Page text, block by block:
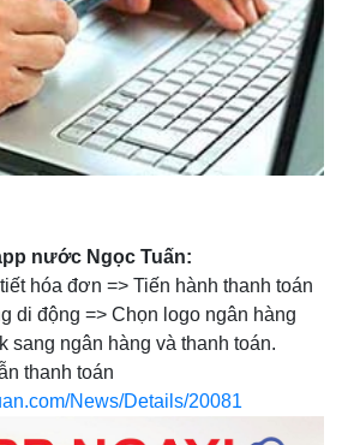
nước Ngọc Tuấn:
hóa đơn => Tiến hành thanh toán
di động => Chọn logo ngân hàng
sang ngân hàng và thanh toán.
thanh toán
News/Details/20081